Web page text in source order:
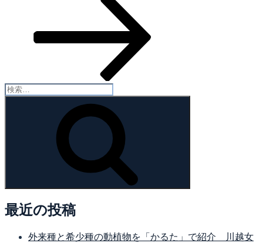
検
最近の投稿
外来種と希少種の動植物を「かるた」で紹介 川越女